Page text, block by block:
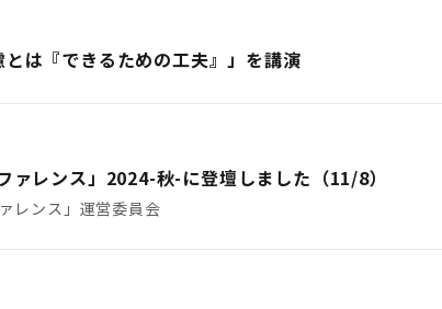
は『できるための工夫』」を講演
ァレンス」2024-秋-に登壇しました（11/8）
レンス」運営委員会